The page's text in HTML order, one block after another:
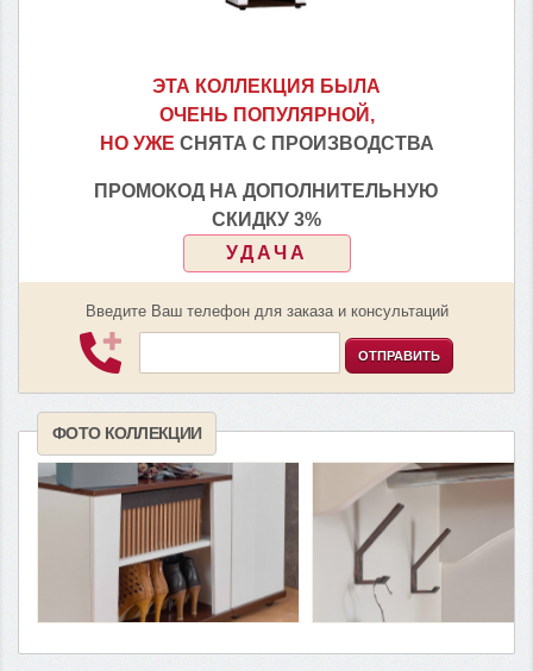
ЭТА КОЛЛЕКЦИЯ БЫЛА
ОЧЕНЬ ПОПУЛЯРНОЙ,
НО УЖЕ СНЯТА С ПРОИЗВОДСТВА
ПРОМОКОД НА ДОПОЛНИТЕЛЬНУЮ
СКИДКУ 3%
УДАЧА
Введите Ваш телефон для заказа и консультаций
ОТПРАВИТЬ
ФОТО КОЛЛЕКЦИИ